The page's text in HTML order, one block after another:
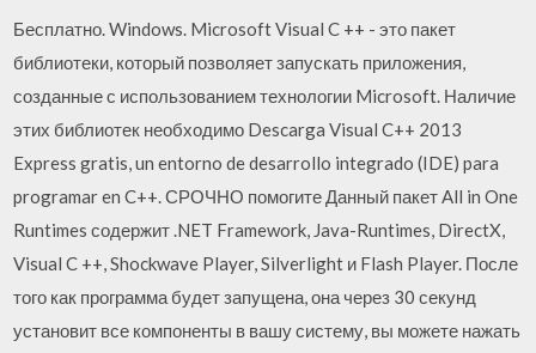
Бесплатно. Windows. Microsoft Visual C ++ - это пакет
библиотеки, который позволяет запускать приложения,
созданные с использованием технологии Microsoft. Наличие
этих библиотек необходимо Descarga Visual C++ 2013
Express gratis, un entorno de desarrollo integrado (IDE) para
programar en C++. СРОЧНО помогите Данный пакет All in One
Runtimes содержит .NET Framework, Java-Runtimes, DirectX,
Visual C ++, Shockwave Player, Silverlight и Flash Player. После
того как программа будет запущена, она через 30 секунд
установит все компоненты в вашу систему, вы можете нажать